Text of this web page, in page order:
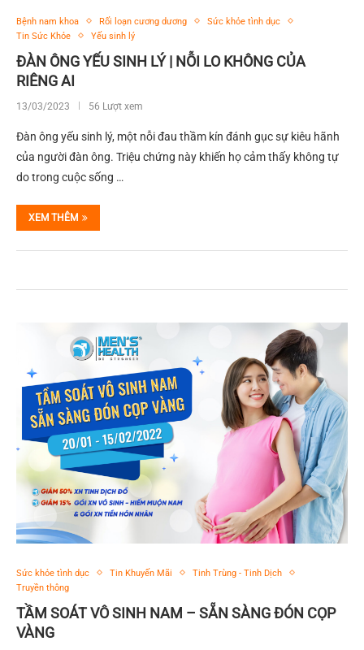
Bệnh nam khoa Rối loạn cương dương
Sức khỏe tình dục
Tin Sức Khỏe
Yếu sinh lý
ĐÀN ÔNG YẾU SINH LÝ | NỖI LO KHÔNG CỦA
RIÊNG AI
13/03/2023 56 Lượt xem
Đàn ông yếu sinh lý, một nỗi đau thầm kín đánh gục sự kiêu hãnh
của người đàn ông. Triệu chứng này khiến họ cảm thấy không tự
do trong cuộc sống …
XEM THÊM
Sức khỏe tình dục Tin Khuyến Mãi
Tinh Trùng - Tinh Dịch
Truyền thông
TẦM SOÁT VÔ SINH NAM – SẴN SÀNG ĐÓN CỌP
VÀNG